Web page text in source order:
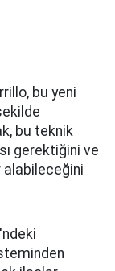
bu yeni
bu teknik
gerektiğini ve
alabileceğini